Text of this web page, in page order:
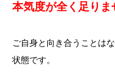
本気度が全く足りま
ご自身と向き合うことは
状態です。